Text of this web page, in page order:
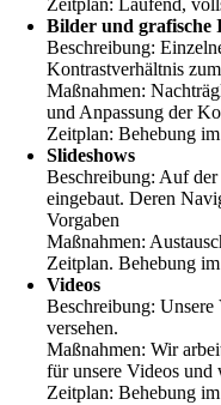
Zeitplan: Laufend,
Bilder und grafische
Beschreibung:
Kontrastverhältnis
Maßnahmen:
und Anpassung der
Zeitplan: Behebung
Slideshows
Beschreibung: Auf
eingebaut. Deren
Vorgaben
Maßnahmen:
Zeitplan. Behebung
Videos
Beschreibung:Unsere
versehen.
Maßnahmen:Wir
für unsere Videos und
Zeitplan: Behebung